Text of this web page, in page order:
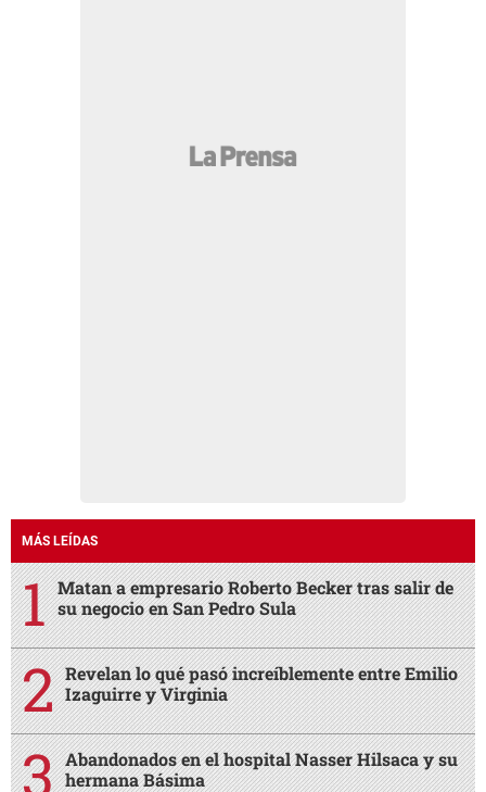
MÁS LEÍDAS
Matan a empresario Roberto Becker tras salir de
su negocio en San Pedro Sula
Revelan lo qué pasó increíblemente entre Emilio
Izaguirre y Virginia
Abandonados en el hospital Nasser Hilsaca y su
hermana Básima